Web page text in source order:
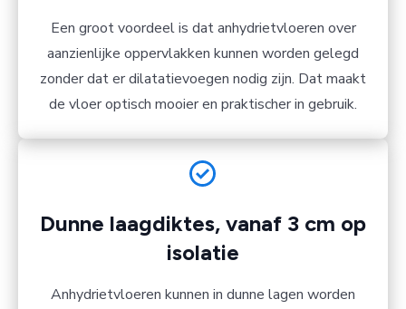
Een groot voordeel is dat anhydrietvloeren over
aanzienlijke oppervlakken kunnen worden gelegd
zonder dat er dilatatievoegen nodig zijn. Dat maakt
de vloer optisch mooier en praktischer in gebruik.
Dunne laagdiktes, vanaf 3 cm op
isolatie
Anhydrietvloeren kunnen in dunne lagen worden